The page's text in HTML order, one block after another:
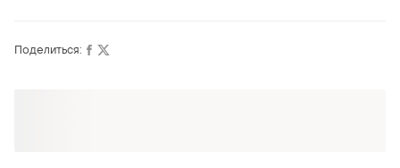
Поделиться: